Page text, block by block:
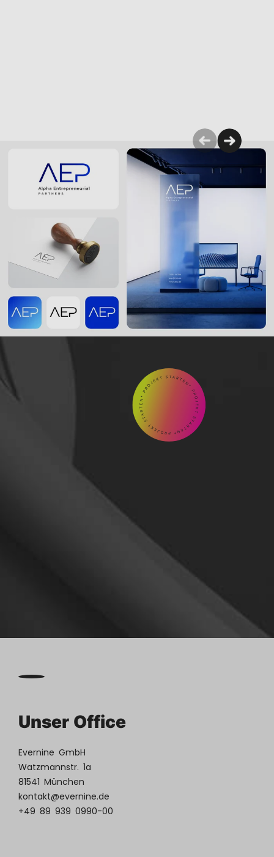
GEMEINSAM
aufnehmen
Unser Office
Evernine GmbH
Watzmannstr. 1a
81541 München
kontakt@evernine.de
+49 89 939 0990-00